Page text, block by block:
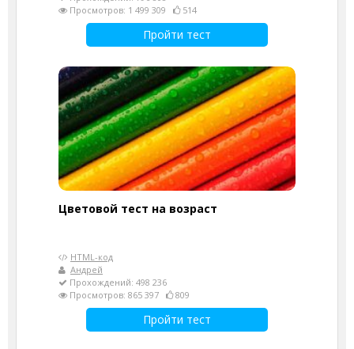
Просмотров: 1 499 309
514
Пройти тест
Цветовой тест на возраст
HTML-код
Андрей
Прохождений: 498 236
Просмотров: 865 397
809
Пройти тест